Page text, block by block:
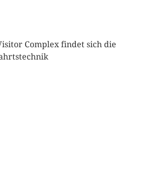
Complex findet sich die